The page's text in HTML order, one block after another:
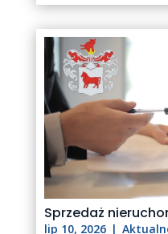
Sprzedaż
lip 10, 2026 |